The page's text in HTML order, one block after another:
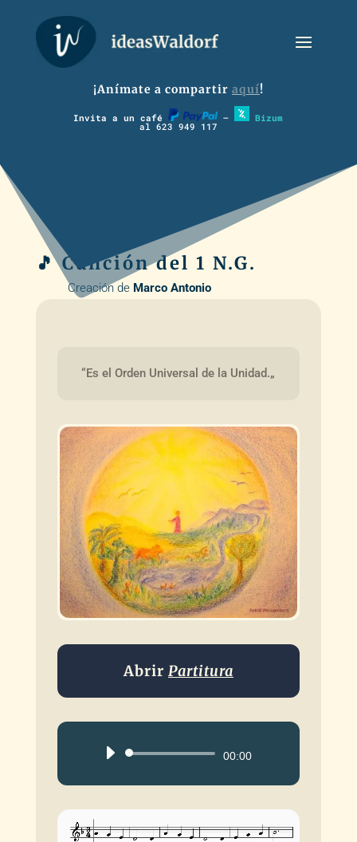
¡Anímate a compartir aquí!
Invita a un café – Bizum
al 623 949 117
🎵 Canción del 1 N.G.
Creación de Marco Antonio
“Es el Orden Universal de la Unidad.„
Abrir Partitura
Reproductor00:00